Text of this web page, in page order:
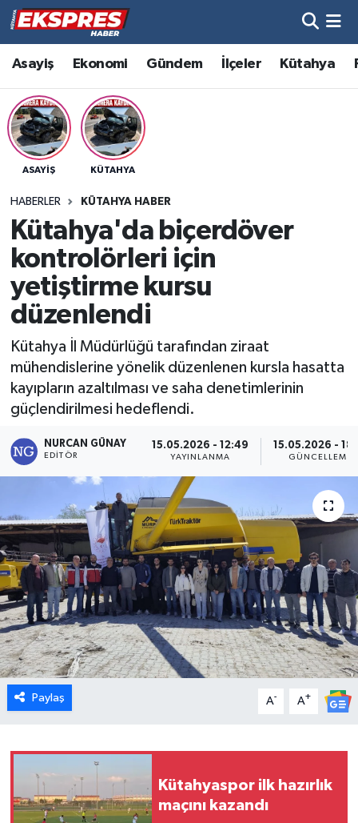
Asayiş Ekonomi Gündem İlçeler Kütahya
ASAYIŞ KÜTAHYA
HABERLER KÜTAHYA HABER
Kütahya'da biçerdöver
kontrolörleri için
yetiştirme kursu
düzenlendi
Kütahya İl Müdürlüğü tarafından ziraat
mühendislerine yönelik düzenlenen kursla hasatta
kayıpların azaltılması ve saha denetimlerinin
güçlendirilmesi hedeflendi.
NURCAN GÜNAY
EDITÖR
15.05.2026 - 12:49
YAYINLANMA
15.05.2026 -
GÜNCELLEME
Paylaş A- A+
Kütahyaspor ilk hazırlık
maçını kazandı
Altıntaş
Asayiş
Aslanapa
Bölge
Çavdarhisar
Domaniç
Dumlupınar
Dünya
Emet
Foto Galeri
Gediz
Genel
Gündem
Hisarcık
İlçeler
Köşe Yazıları
Hava Durumu
Trafik Durumu
Süper Lig Puan Durumu ve Fikstür
Son Dakika Haberleri
Haber Arşivi